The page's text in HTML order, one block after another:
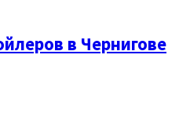
в Чернигове